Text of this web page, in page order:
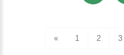
« 1 2 3